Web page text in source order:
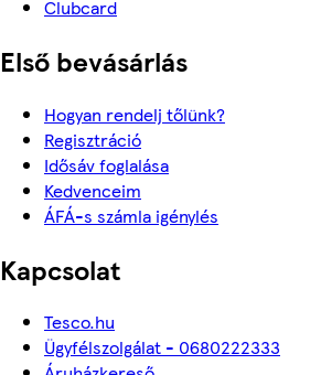
Clubcard
Első bevásárlás
Hogyan rendelj tőlünk?
Regisztráció
Idősáv foglalása
Kedvenceim
ÁFÁ-s számla igénylés
Kapcsolat
Tesco.hu
Ügyfélszolgálat - 0680222333